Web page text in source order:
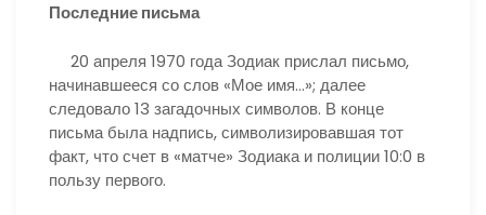
Последние письма
20 апреля 1970 года Зодиак прислал письмо,
начинавшееся со слов «Мое имя…»; далее
следовало 13 загадочных символов. В конце
письма была надпись, символизировавшая тот
факт, что счет в «матче» Зодиака и полиции 10:0 в
пользу первого.